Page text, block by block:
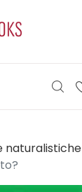
naturalistiche